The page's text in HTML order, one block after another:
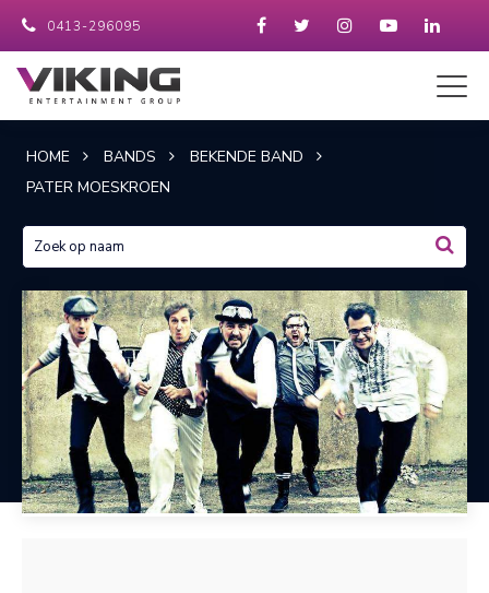
0413-296095
HOME BANDS
BEKENDE BAND
PATER MOESKROEN